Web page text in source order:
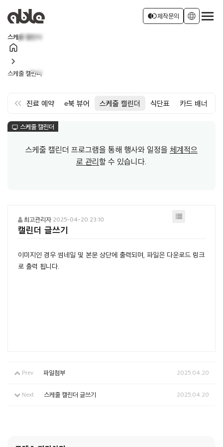
join_left제작문의 language
스케줄 캘린더
home
chevron_right
스케줄 캘린더
keyboard_double_arrow_left
면회·진료 예약 e북 뷰어 스케줄 캘린더 식단표 카드 배너
monitor 스케줄 캘린더
스케줄 캘린더 프로그램을 통해 행사와 일정을 체계적으
로 관리할 수 있습니다.
최고관리자 2025-04-20 23:10
캘린더 글쓰기
이미지인 경우 썸네일 및 본문 상단에 출력되며, 파일은 다운로드 링크
로 출력 됩니다.
Prev 파일첨부 2025.04.20
Next 스케줄 캘린더 글쓰기 2025.04.20